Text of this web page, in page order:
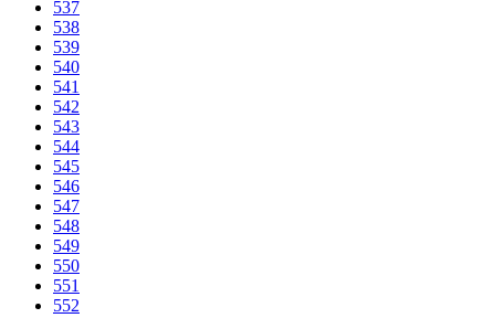
537
538
539
540
541
542
543
544
545
546
547
548
549
550
551
552